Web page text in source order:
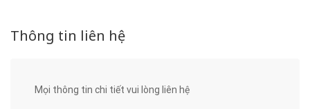
Thông tin liên hệ
Mọi thông tin chi tiết vui lòng liên hệ